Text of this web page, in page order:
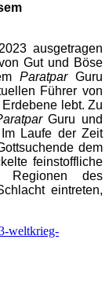
ausgetragen
Gut und Böse
ParatparGuru
Führer von
lebt. Zu
Guru und
Laufe der Zeit
dem
feinstoffliche
Regionen des
eintreten,
weltkrieg-